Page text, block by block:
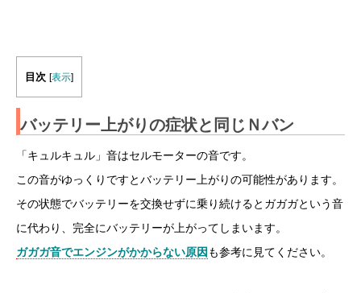
目次 [表示]
バッテリー上がりの症状と同じＮバン
「キュルキュル」音はセルモーターの音です。
この音がゆっくりですとバッテリー上がりの可能性があります。
その状態でバッテリーを交換せずに乗り続けるとガガガという音
に代わり、完全にバッテリーが上がってしまいます。
ガガガ音でエンジンがかからない原因 も参考に見てください。